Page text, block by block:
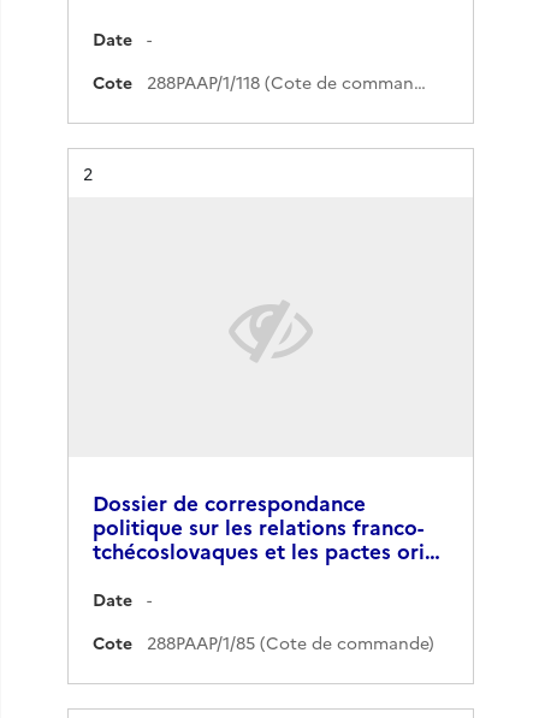
Date
-
Cote
288PAAP/1/118 (Cote de commande)
Résultat n°
2
Dossier de correspondance
politique sur les relations franco-
tchécoslovaques et les pactes ori…
Date
-
Cote
288PAAP/1/85 (Cote de commande)